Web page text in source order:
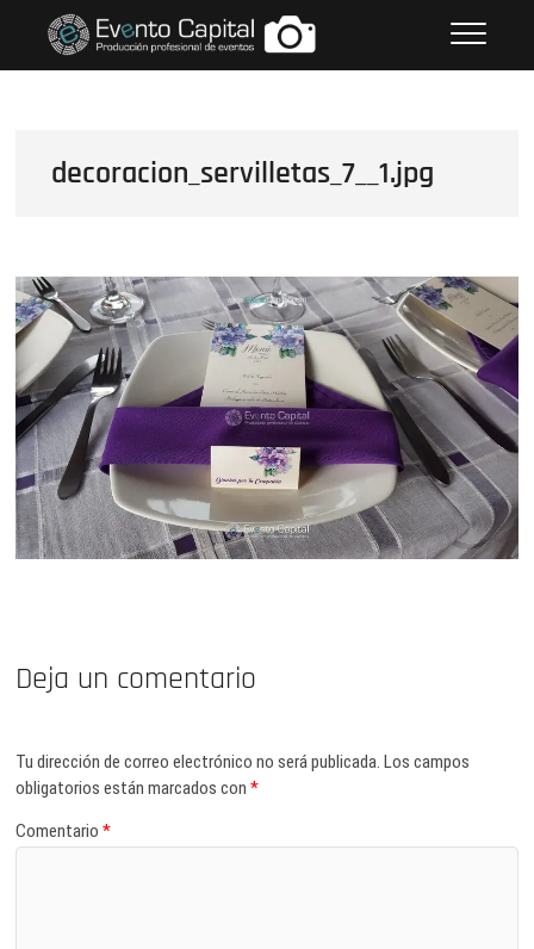
contenido
FOTOS GRUPO EMPRESARIAL
decoracion_servilletas_7__1.jpg
Deja un comentario
Tu dirección de correo electrónico no será publicada. Los campos
obligatorios están marcados con*
Comentario*